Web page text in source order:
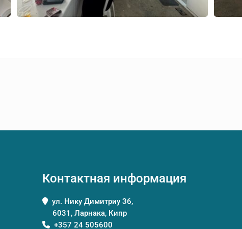
Контактная информация
ул. Нику Димитриу 36,
6031, Ларнака, Кипр
+357 24 505600